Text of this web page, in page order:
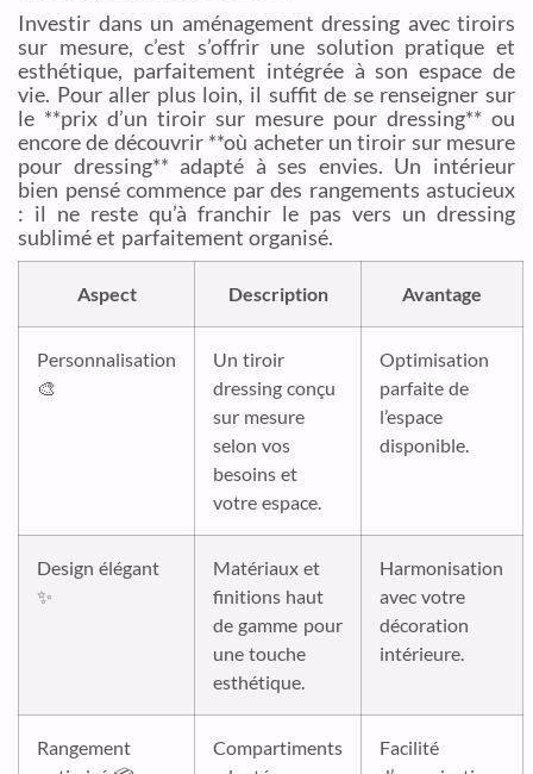
Investir dans un aménagement dressing avec tiroirs
sur mesure, c’est s’offrir une solution pratique et
esthétique, parfaitement intégrée à son espace de
vie. Pour aller plus loin, il suffit de se renseigner sur
le **prix d’un tiroir sur mesure pour dressing** ou
encore de découvrir **où acheter un tiroir sur mesure
pour dressing** adapté à ses envies. Un intérieur
bien pensé commence par des rangements astucieux
: il ne reste qu’à franchir le pas vers un dressing
sublimé et parfaitement organisé.
Aspect Description Avantage
Personnalisation
🎨
Un tiroir
dressing conçu
sur mesure
selon vos
besoins et
votre espace.
Optimisation
parfaite de
l’espace
disponible.
Design élégant
✨
Matériaux et
finitions haut
de gamme pour
une touche
esthétique.
Harmonisation
avec votre
décoration
intérieure.
Rangement
Compartiments
Facilité